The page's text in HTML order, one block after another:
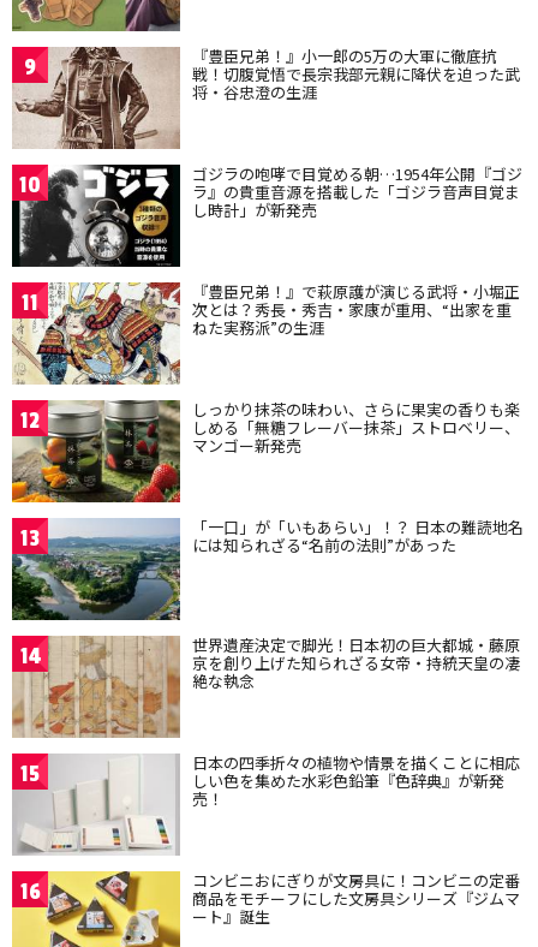
9 『豊臣兄弟！』小一郎の5万の大軍に徹底抗
戦！切腹覚悟で長宗我部元親に降伏を迫った武
将・谷忠澄の生涯
10 ゴジラの咆哮で目覚める朝…1954年公開『ゴジ
ラ』の貴重音源を搭載した「ゴジラ音声目覚ま
し時計」が新発売
11 『豊臣兄弟！』で萩原護が演じる武将・小堀正
次とは？秀長・秀吉・家康が重用、“出家を重
ねた実務派”の生涯
12 しっかり抹茶の味わい、さらに果実の香りも楽
しめる「無糖フレーバー抹茶」ストロベリー、
マンゴー新発売
13 「一口」が「いもあらい」！？ 日本の難読地名
には知られざる“名前の法則”があった
14 世界遺産決定で脚光！日本初の巨大都城・藤原
京を創り上げた知られざる女帝・持統天皇の凄
絶な執念
15 日本の四季折々の植物や情景を描くことに相応
しい色を集めた水彩色鉛筆『色辞典』が新発
売！
16 コンビニおにぎりが文房具に！コンビニの定番
商品をモチーフにした文房具シリーズ『ジムマ
ート』誕生